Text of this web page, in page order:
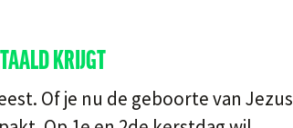
KRIJGT
Of je nu de geboorte van Jezus